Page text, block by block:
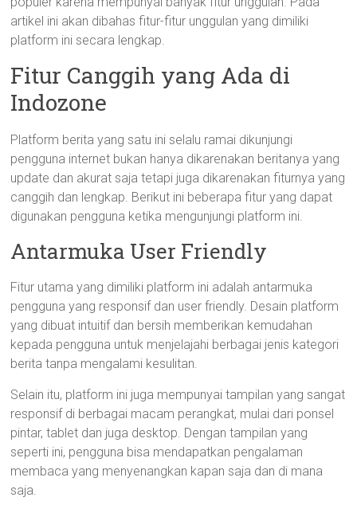
artikel ini akan dibahas fitur-fitur unggulan yang dimiliki
platform ini secara lengkap.
Fitur Canggih yang Ada di
Indozone
Platform berita yang satu ini selalu ramai dikunjungi
pengguna internet bukan hanya dikarenakan beritanya yang
update dan akurat saja tetapi juga dikarenakan fiturnya yang
canggih dan lengkap. Berikut ini beberapa fitur yang dapat
digunakan pengguna ketika mengunjungi platform ini.
Antarmuka User Friendly
Fitur utama yang dimiliki platform ini adalah antarmuka
pengguna yang responsif dan user friendly. Desain platform
yang dibuat intuitif dan bersih memberikan kemudahan
kepada pengguna untuk menjelajahi berbagai jenis kategori
berita tanpa mengalami kesulitan.
Selain itu, platform ini juga mempunyai tampilan yang sangat
responsif di berbagai macam perangkat, mulai dari ponsel
pintar, tablet dan juga desktop. Dengan tampilan yang
seperti ini, pengguna bisa mendapatkan pengalaman
membaca yang menyenangkan kapan saja dan di mana
saja.